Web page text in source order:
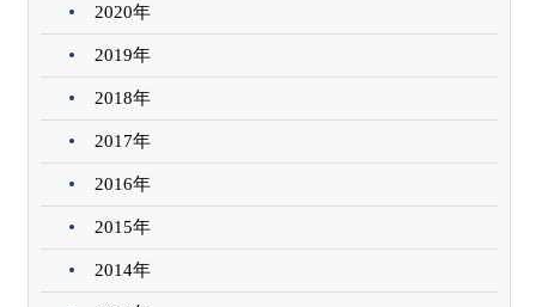
2020年
2019年
2018年
2017年
2016年
2015年
2014年